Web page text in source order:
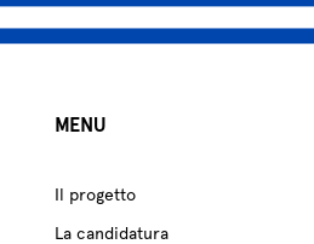
MENU
Il progetto
La candidatura